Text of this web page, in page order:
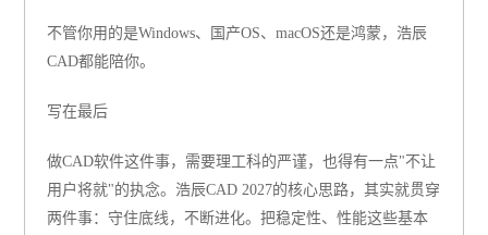
不管你用的是Windows、国产OS、macOS还是鸿蒙，浩辰
CAD都能陪你。
写在最后
做CAD软件这件事，需要理工科的严谨，也得有一点"不让
用户将就"的执念。浩辰CAD 2027的核心思路，其实就贯穿
两件事：守住底线，不断进化。把稳定性、性能这些基本